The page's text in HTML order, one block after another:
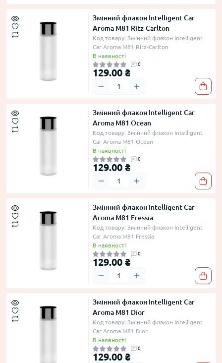
Змінний флакон Intelligent Car
Aroma M81 Ritz-Carlton
Код товару: Змінний флакон Intelligent
Car Aroma M81 Ritz-Carlton
В наявності
0
129.00 ₴
Змінний флакон Intelligent Car
Aroma M81 Ocean
Код товару: Змінний флакон Intelligent
Car Aroma M81 Ocean
В наявності
0
129.00 ₴
Змінний флакон Intelligent Car
Aroma M81 Fressia
Код товару: Змінний флакон Intelligent
Car Aroma M81 Fressia
В наявності
0
129.00 ₴
Змінний флакон Intelligent Car
Aroma M81 Dior
Код товару: Змінний флакон Intelligent
Car Aroma M81 Dior
В наявності
0
129.00 ₴